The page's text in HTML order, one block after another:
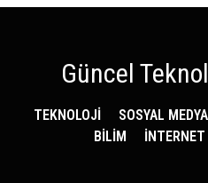
Güncel
TEKNOLOJİ SOSYAL MEDYA
BİLİM
İNTERNET